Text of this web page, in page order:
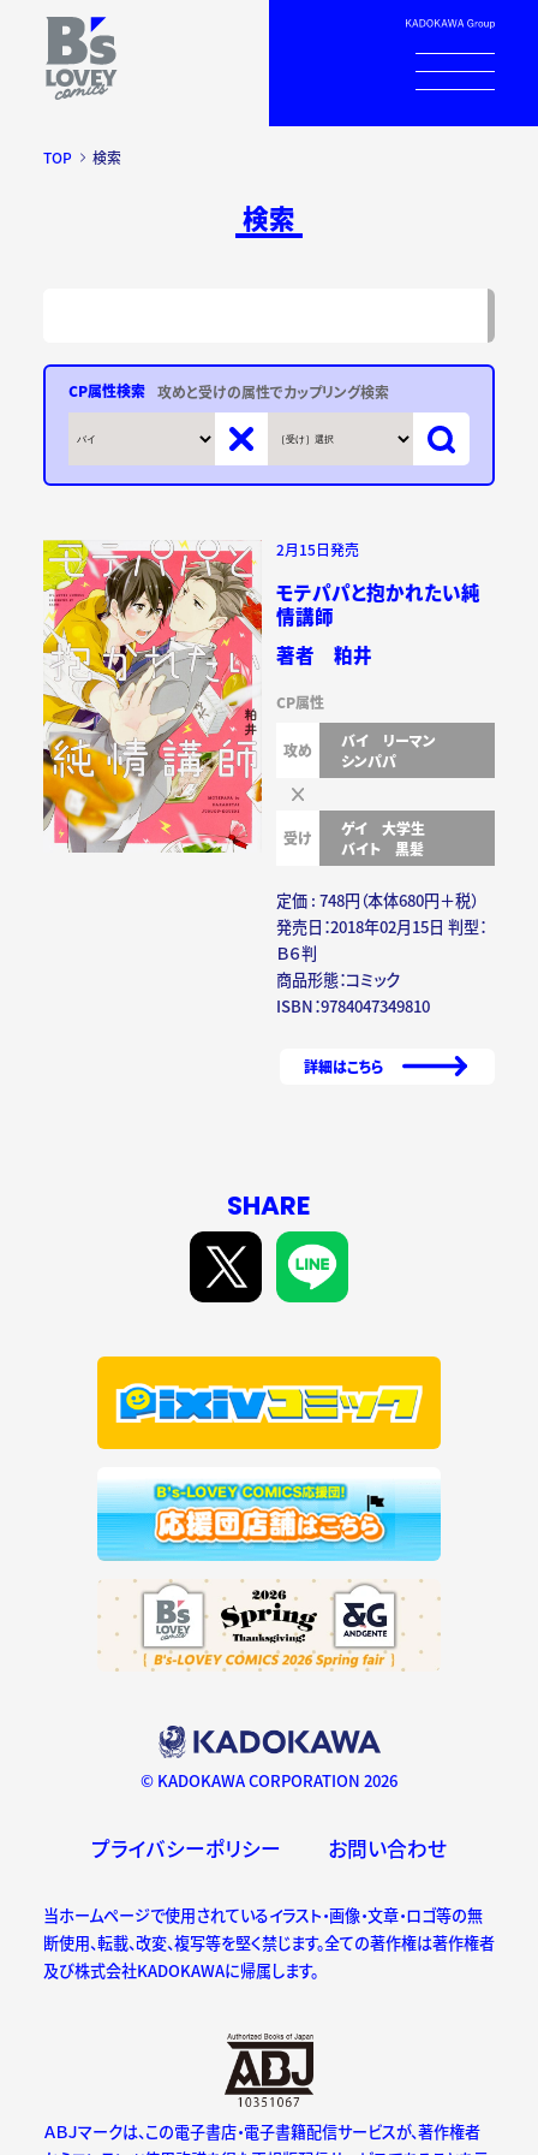
TOP 検索
検索
攻めと受けの属性でカップリング検索
CP属性検索
2月15日発売
モテパパと抱かれたい純
情講師
著者 粕井
CP属性
攻め バイ
リーマン
シンパパ
受け ゲイ
大学生
バイト
黒髪
定価 : 748円（本体680円＋税）
発売日：2018年02月15日 判型：
Ｂ６判
商品形態：コミック
ISBN：9784047349810
詳細はこちら
SHARE
© KADOKAWA CORPORATION 2026
プライバシーポリシー お問い合わせ
当ホームページで使用されているイラスト・画像・文章・ロゴ等の無
断使用、転載、改変、複写等を堅く禁じます。全ての著作権は著作権者
及び株式会社KADOKAWAに帰属します。
ＡＢＪマークは、この電子書店・電子書籍配信サービスが、著作権者